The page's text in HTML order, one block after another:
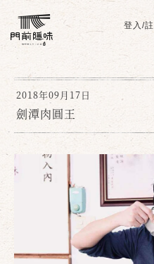
登入/
2018年09月17日
劍潭肉圓王